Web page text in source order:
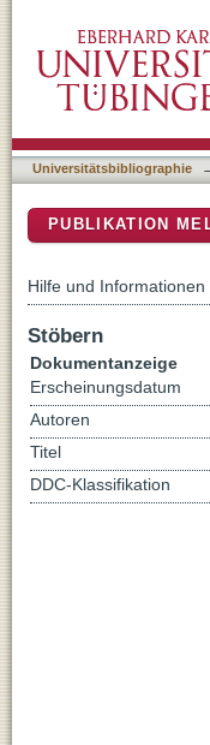
Universitätsbibliographie
PUBLIKATION
Hilfe und Informationen
Stöbern
Dokumentanzeige
Erscheinungsdatum
Autoren
Titel
DDC-Klassifikation